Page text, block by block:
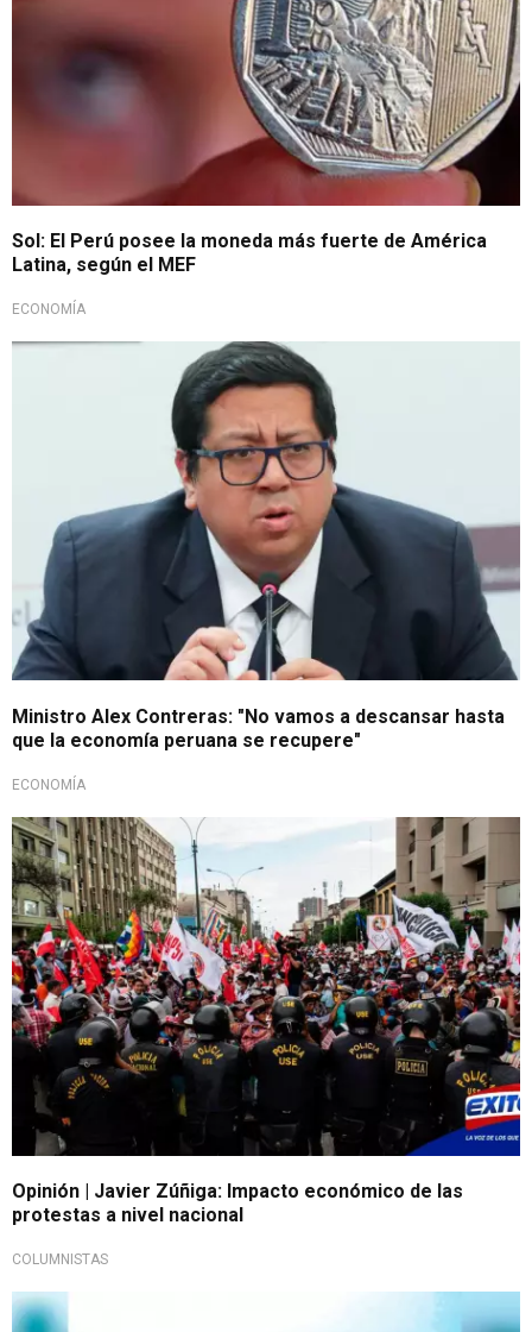
Sol: El Perú posee la moneda más fuerte de América
Latina, según el MEF
ECONOMÍA
Ministro Alex Contreras: "No vamos a descansar hasta
que la economía peruana se recupere"
ECONOMÍA
Opinión | Javier Zúñiga: Impacto económico de las
protestas a nivel nacional
COLUMNISTAS